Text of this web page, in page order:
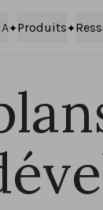
Produits